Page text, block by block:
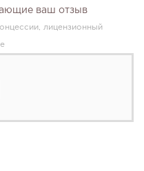
ваш отзыв
лицензионный